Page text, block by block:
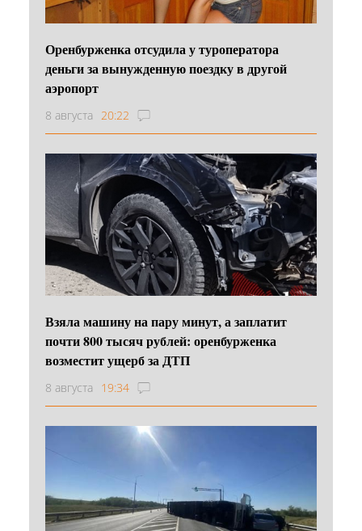
Оренбурженка отсудила у туроператора
деньги за вынужденную поездку в другой
аэропорт
8 августа 20:22
Взяла машину на пару минут, а заплатит
почти 800 тысяч рублей: оренбурженка
возместит ущерб за ДТП
8 августа 19:34